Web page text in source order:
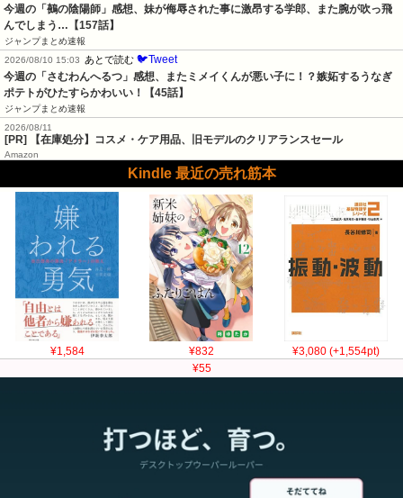
今週の「鵺の陰陽師」感想、妹が侮辱された事に激昂する学郎、また腕が吹っ飛
んでしまう…【157話】
ジャンプまとめ速報
2026/08/10 15:03
あとで読む 🐦Tweet
今週の「さむわんへるつ」感想、またミメイくんが悪い子に！？嫉妬するうなぎ
ポテトがひたすらかわいい！【45話】
ジャンプまとめ速報
2026/08/11
[PR] 【在庫処分】コスメ・ケア用品、旧モデルのクリアランスセール
Amazon
Kindle 最近の売れ筋本
¥1,584 ¥832
¥3,080 (+1,554pt)
¥55